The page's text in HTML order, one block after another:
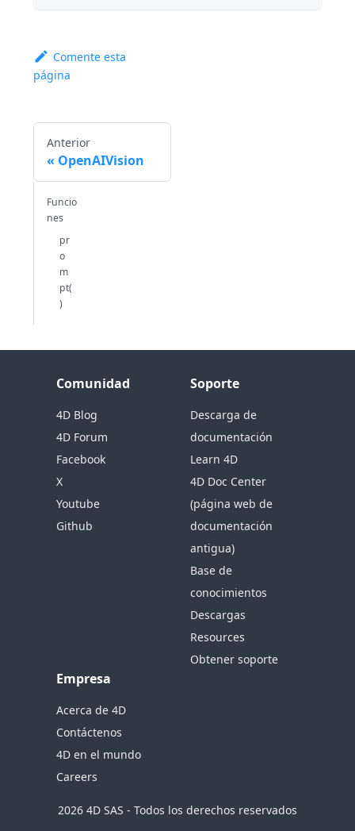
Comente esta
página
Anterior
OpenAIVision
Funcio
nes
pr
o
m
pt(
)
Comunidad
4D Blog
4D Forum
Facebook
X
Youtube
Github
Soporte
Descarga de
documentación
Learn 4D
4D Doc Center
(página web de
documentación
antigua)
Base de
conocimientos
Descargas
Resources
Obtener soporte
Empresa
Acerca de 4D
Contáctenos
4D en el mundo
Careers
2026 4D SAS - Todos los derechos reservados